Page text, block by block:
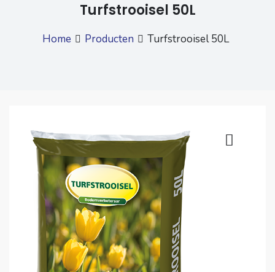
Turfstrooisel 50L
Home Producten Turfstrooisel 50L